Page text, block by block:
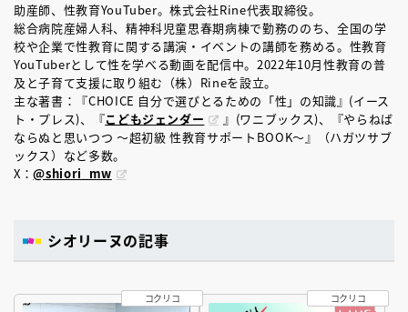
助産師、性教育YouTuber。株式会社Rine代表取締役。
総合病院産婦人科、精神科児童思春期病棟で勤務ののち、全国の学
校や企業で性教育に関する講演・イベントの講師を務める。性教育
YouTuberとして性を学べる動画を配信中。2022年10月性教育の普
及と子育て支援に取り組む（株）Rineを設立。
主な著書：『CHOICE 自分で選びとるための「性」の知識』(イース
ト・プレス)、『こどもジェンダー
』(ワニブックス)、『やらねば
ならぬと思いつつ ～超初級 性教育サポートBOOK～』（ハガツサブ
ックス）など多数。
X：@shiori_mw
シオリーヌの記事
コクリコ コクリコ